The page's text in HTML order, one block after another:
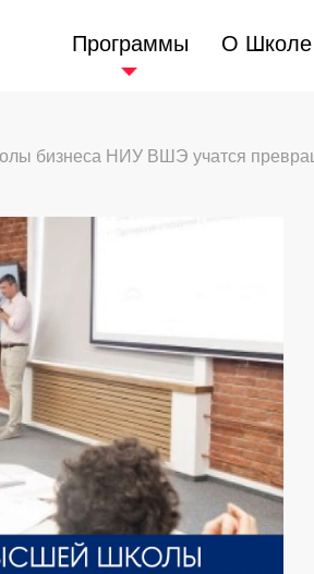
Программы О Школе
Программы О Школе
бизнеса НИУ ВШЭ учатся